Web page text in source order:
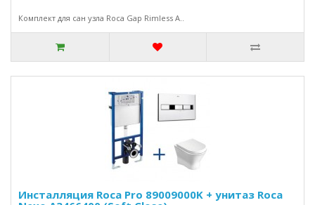
Комплект для сан узла Roca Gap Rimless A..
Инсталляция Roca Pro 89009000K + унитаз Roca